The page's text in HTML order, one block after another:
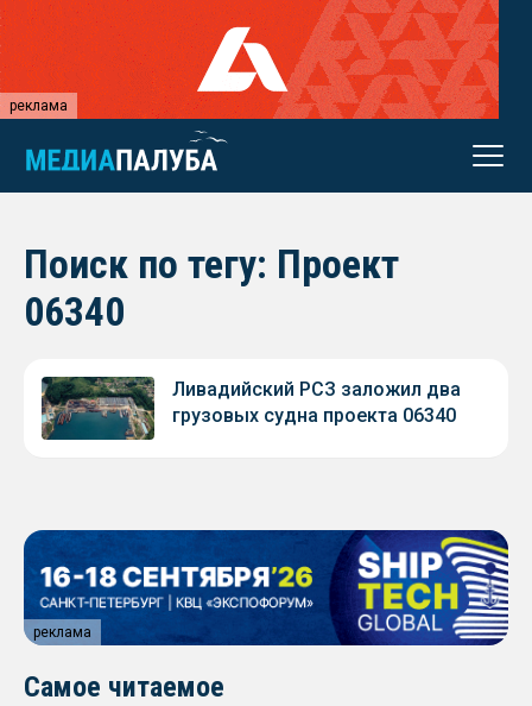
реклама
Поиск по тегу: Проект
06340
Ливадийский РСЗ заложил два
грузовых судна проекта 06340
реклама
Самое читаемое